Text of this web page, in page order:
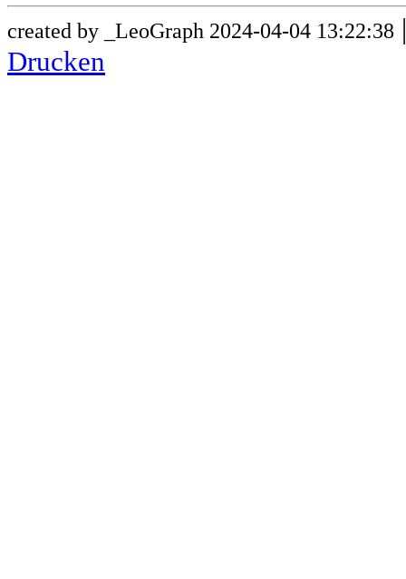
created by _LeoGraph 2024-04-04 13:22:38
Drucken